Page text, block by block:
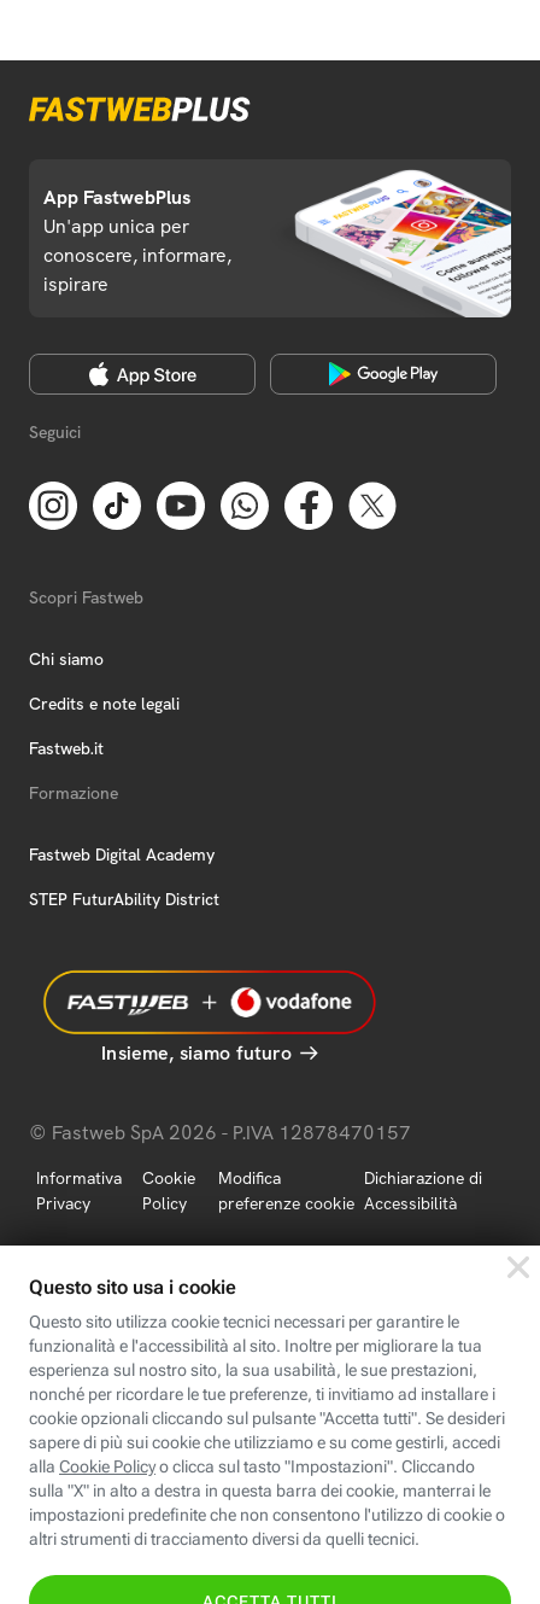
App FastwebPlus
Un'app unica per
conoscere, informare,
ispirare
Seguici
Scopri Fastweb
Chi siamo
Credits e note legali
Fastweb.it
Formazione
Fastweb Digital Academy
STEP FuturAbility District
Insieme, siamo futuro
© Fastweb SpA 2026 - P.IVA 12878470157
Informativa
Privacy
Cookie
Policy
Modifica
preferenze cookie
Dichiarazione di
Accessibilità